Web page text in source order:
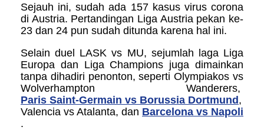
Sejauh ini, sudah ada 157 kasus virus corona
di Austria. Pertandingan Liga Austria pekan ke-
23 dan 24 pun sudah ditunda karena hal ini.
Selain duel LASK vs MU, sejumlah laga Liga
Europa dan Liga Champions juga dimainkan
tanpa dihadiri penonton, seperti Olympiakos vs
Wolverhampton Wanderers,
Paris Saint-Germain vs Borussia Dortmund,
Valencia vs Atalanta, dan Barcelona vs Napoli
.